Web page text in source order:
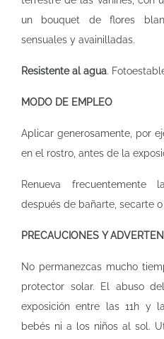
un bouquet de flores
sensuales y avainilladas.
Resistente al agua.
MODO DE EMPLEO
Aplicar generosamente, por
en el rostro, antes de la
Renueva
después de bañarte, secarte
PRECAUCIONES Y
No permanezcas mucho
protector solar. El abuso
exposición entre las 11h y
bebés ni a los niños al sol.